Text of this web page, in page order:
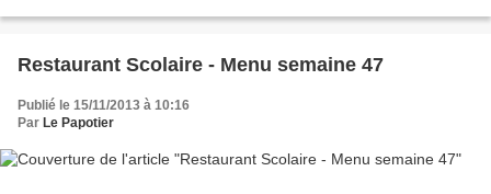
Restaurant Scolaire - Menu semaine 47
Publié le 15/11/2013 à 10:16
Par Le Papotier